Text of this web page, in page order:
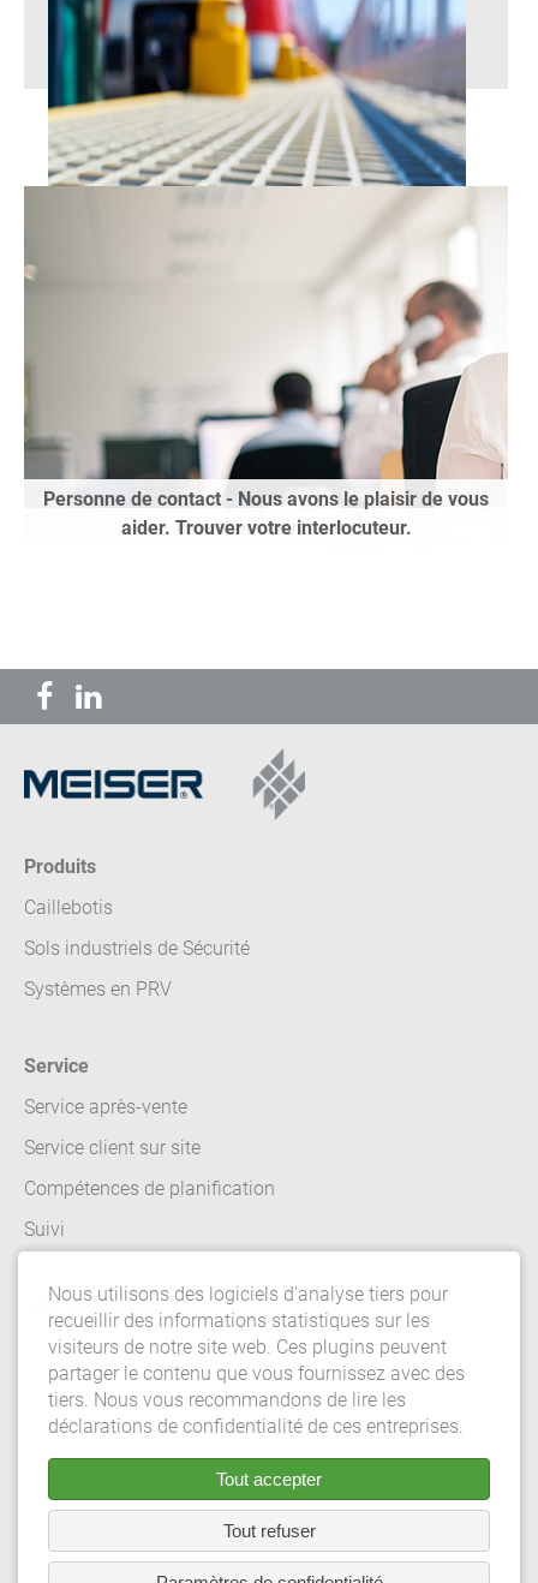
chercher maintenant
Personne de contact - Nous avons le plaisir de vous
aider. Trouver votre interlocuteur.
Produits
Caillebotis
Sols industriels de Sécurité
Systèmes en PRV
Service
Service après-vente
Service client sur site
Compétences de planification
Suivi
Whistleblowing
Équipe de vente
Conditions generales de vente
Politique de confidentialité
Paramètres de confidentialité
Nous utilisons des logiciels d'analyse tiers pour
recueillir des informations statistiques sur les
visiteurs de notre site web. Ces plugins peuvent
partager le contenu que vous fournissez avec des
tiers. Nous vous recommandons de lire les
déclarations de confidentialité de ces entreprises.
Tout accepter
Tout refuser